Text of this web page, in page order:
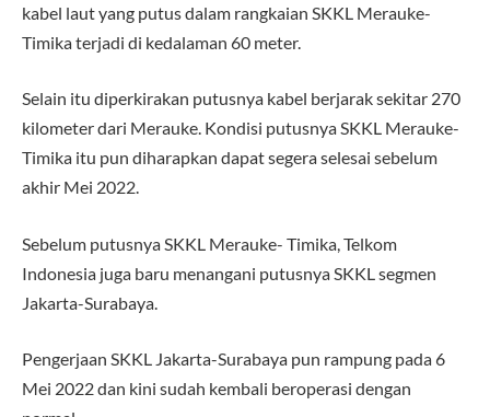
kabel laut yang putus dalam rangkaian SKKL Merauke-
Timika terjadi di kedalaman 60 meter.
Selain itu diperkirakan putusnya kabel berjarak sekitar 270
kilometer dari Merauke. Kondisi putusnya SKKL Merauke-
Timika itu pun diharapkan dapat segera selesai sebelum
akhir Mei 2022.
Sebelum putusnya SKKL Merauke- Timika, Telkom
Indonesia juga baru menangani putusnya SKKL segmen
Jakarta-Surabaya.
Pengerjaan SKKL Jakarta-Surabaya pun rampung pada 6
Mei 2022 dan kini sudah kembali beroperasi dengan